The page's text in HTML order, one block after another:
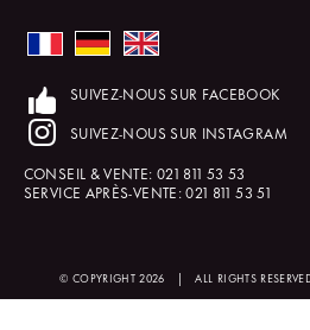
SUIVEZ-NOUS SUR FACEBOOK
SUIVEZ-NOUS SUR INSTAGRAM
CONSEIL & VENTE: 021 811 53 53
SERVICE APRÈS-VENTE:021 811 53 51
© COPYRIGHT 2026 | ALL RIGHTS